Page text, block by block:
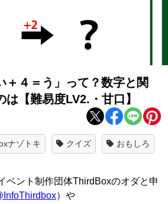
＋４＝う」って？数字と関
【難易度LV2.・甘口】
ナゾトキ クイズ おもしろ
ベント制作団体ThirdBoxのオダと申
）や